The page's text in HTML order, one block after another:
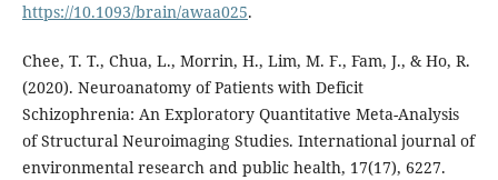
https://10.1093/brain/awaa025.
Chee, T. T., Chua, L., Morrin, H., Lim, M. F., Fam, J., & Ho, R.
(2020). Neuroanatomy of Patients with Deficit
Schizophrenia: An Exploratory Quantitative Meta-Analysis
of Structural Neuroimaging Studies. International journal of
environmental research and public health, 17(17), 6227.